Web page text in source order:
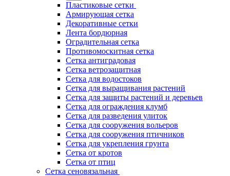
Пластиковые сетки
Армирующая сетка
Декоративные сетки
Лента бордюрная
Оградительная сетка
Противомоскитная сетка
Сетка антиградовая
Сетка ветрозащитная
Сетка для водостоков
Сетка для выращивания растений
Сетка для защиты растений и деревьев
Сетка для ограждения клумб
Сетка для разведения улиток
Сетка для сооружения вольеров
Сетка для сооружения птичников
Сетка для укрепления грунта
Сетка от кротов
Сетка от птиц
Сетка сеновязальная